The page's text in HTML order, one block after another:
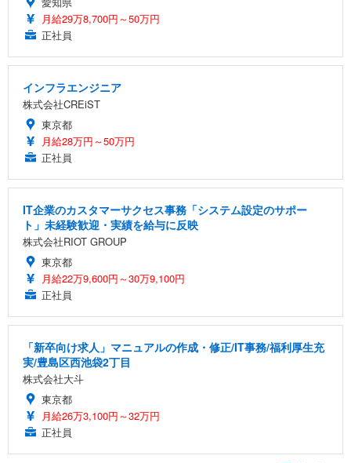
月給29万8,700円～50万円
正社員
インフラエンジニア
株式会社CREiST
東京都
月給28万円～50万円
正社員
IT企業のカスタマーサクセス事務「システム設定のサポー
ト」未経験歓迎・実績を給与に反映
株式会社RIOT GROUP
東京都
月給22万9,600円～30万9,100円
正社員
「新卒向け求人」マニュアルの作成・修正/IT事務/福利厚生充
実/豊島区西池袋2丁目
株式会社大斗
東京都
月給26万3,100円～32万円
正社員